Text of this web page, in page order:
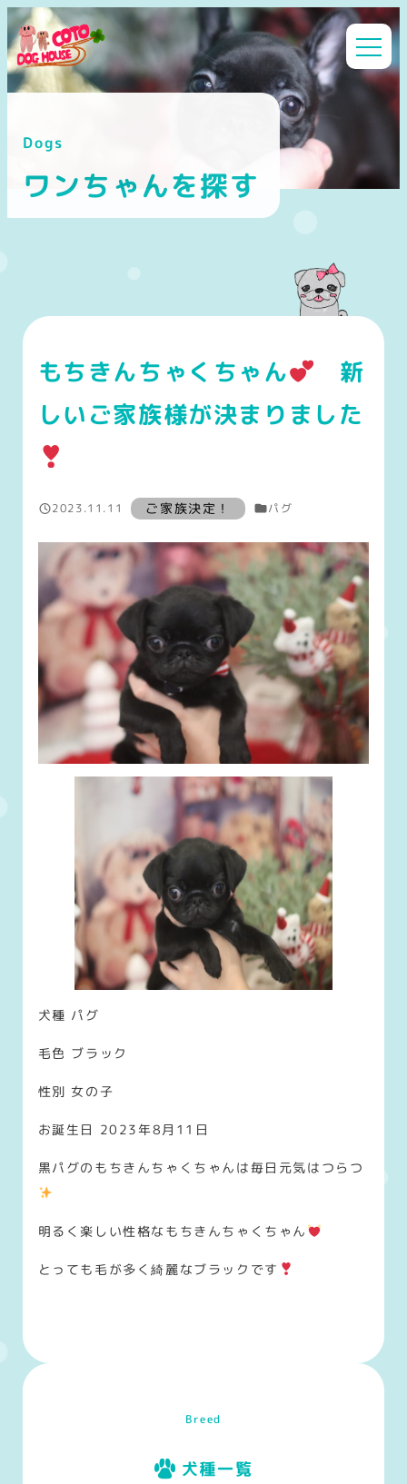
メ
イ
ン
コ
へ
Dogs
ワンちゃんを探す
もちきんちゃくちゃん
新
しいご家族様が決まりました
投稿日
2023.11.11 ご家族募集状態
ご家族決定！
Warning: Attempt to
パグ
犬種 パグ
毛色 ブラック
性別 女の子
お誕生日 2023年8月11日
黒パグのもちきんちゃくちゃんは毎日元気はつらつ
明るく楽しい性格なもちきんちゃくちゃん
とっても毛が多く綺麗なブラックです
Breed
犬種一覧